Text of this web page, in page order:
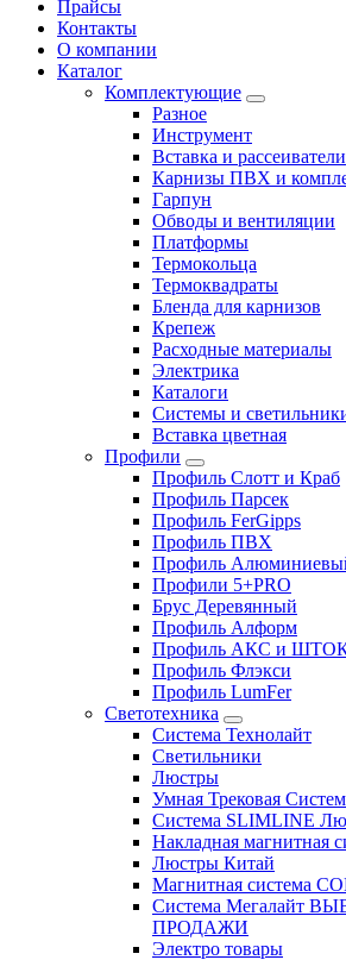
Прайсы
Контакты
О компании
Каталог
Комплектующие
Разное
Инструмент
Вставка и рассеиватели
Карнизы ПВХ и
Гарпун
Обводы и вентиляции
Платформы
Термокольца
Термоквадраты
Бленда для карнизов
Крепеж
Расходные материалы
Электрика
Каталоги
Системы и
Вставка цветная
Профили
Профиль Слотт и Краб
Профиль Парсек
Профиль FerGipps
Профиль ПВХ
Профиль
Профили 5+PRO
Брус Деревянный
Профиль Алформ
Профиль АКС и
Профиль Флэкси
Профиль LumFer
Светотехника
Система Технолайт
Светильники
Люстры
Умная Трековая
Система SLIMLINE
Накладная магнитная
Люстры Китай
Магнитная система
Система Мегалайт
ПРОДАЖИ
Электро товары